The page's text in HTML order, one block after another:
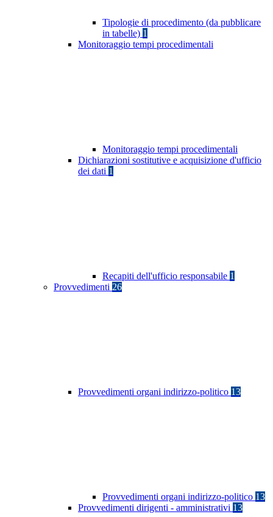
Tipologie di procedimento (da pubblicare
in tabelle) 1
Monitoraggio tempi procedimentali
Monitoraggio tempi procedimentali
Dichiarazioni sostitutive e acquisizione d'ufficio
dei dati 1
Recapiti dell'ufficio responsabile 1
Provvedimenti 26
Provvedimenti organi indirizzo-politico 13
Provvedimenti organi indirizzo-politico 13
Provvedimenti dirigenti - amministrativi 13